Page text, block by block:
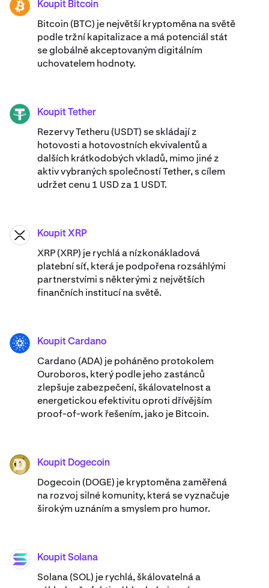
BTC Koupit Bitcoin
Bitcoin (BTC) je největší kryptoměna na světě
podle tržní kapitalizace a má potenciál stát
se globálně akceptovaným digitálním
uchovatelem hodnoty.
USDT Koupit Tether
Rezervy Tetheru (USDT) se skládají z
hotovosti a hotovostních ekvivalentů a
dalších krátkodobých vkladů, mimo jiné z
aktiv vybraných společností Tether, s cílem
udržet cenu 1 USD za 1 USDT.
XRP Koupit XRP
XRP (XRP) je rychlá a nízkonákladová
platební síť, která je podpořena rozsáhlými
partnerstvími s některými z největších
finančních institucí na světě.
ADA Koupit Cardano
Cardano (ADA) ​​je poháněno protokolem
Ouroboros, který podle jeho zastánců
zlepšuje zabezpečení, škálovatelnost a
energetickou efektivitu oproti dřívějším
proof-of-work řešením, jako je Bitcoin.
DOGE Koupit Dogecoin
Dogecoin (DOGE) je kryptoměna zaměřená
na rozvoj silné komunity, která se vyznačuje
širokým uznáním a smyslem pro humor.
SOL Koupit Solana
Solana (SOL) je rychlá, škálovatelná a